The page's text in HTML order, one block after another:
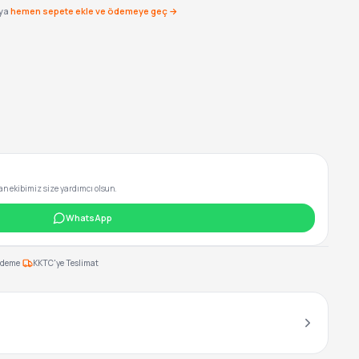
hemen sepete ekle ve ödemeye geç →
ekibimiz size yardımcı olsun.
WhatsApp
KKTC'ye Teslimat